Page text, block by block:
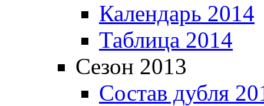
Календарь 2014
Таблица 2014
Сезон 2013
Состав дубля